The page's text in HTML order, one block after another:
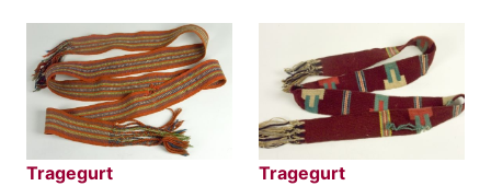
Tragegurt Tragegurt